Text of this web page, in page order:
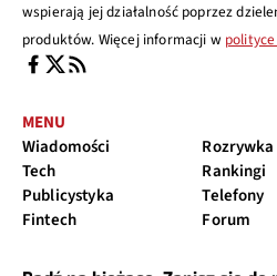
wspierają jej działalność poprzez
produktów. Więcej informacji w
MENU
Wiadomości
Tech
Publicystyka
Fintech
Rozrywka
Rankingi
Telefony
Forum